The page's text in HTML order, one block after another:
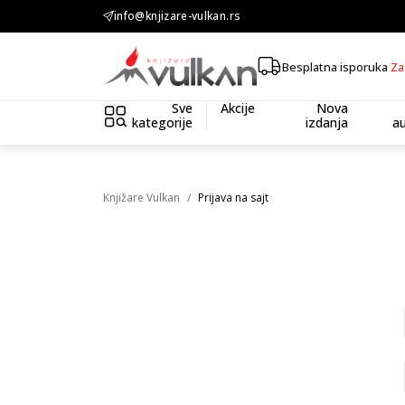
info@knjizare-vulkan.rs
KOLIČINSKI POPUST ::: Dodatnih 10% na tri kupljena artikla
Besplatna isporuka
Sve
kategorije
Akcije
Nova
izdanja
Knjižare Vulkan Prijava na sajt